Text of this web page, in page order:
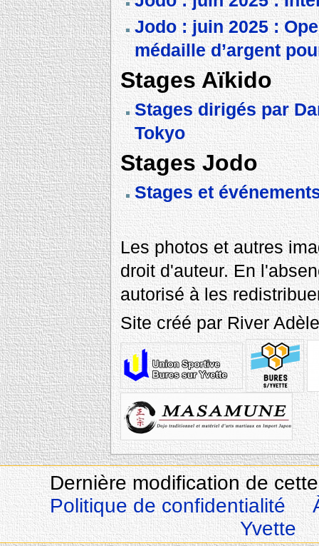
Jodo : juin 2025 :
médaille d’argent
Stages Aïkido
Stages dirigés par
Tokyo
Stages Jodo
Stages et
Les photos et autres
droit d'auteur. En
autorisé à les
Site créé par River
Dernière modification de
Politique de confidentialité
Yvette